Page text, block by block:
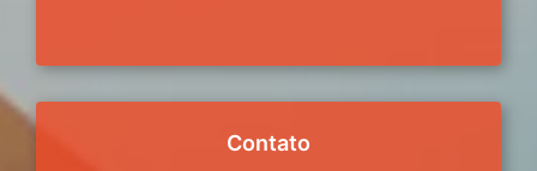
Contato